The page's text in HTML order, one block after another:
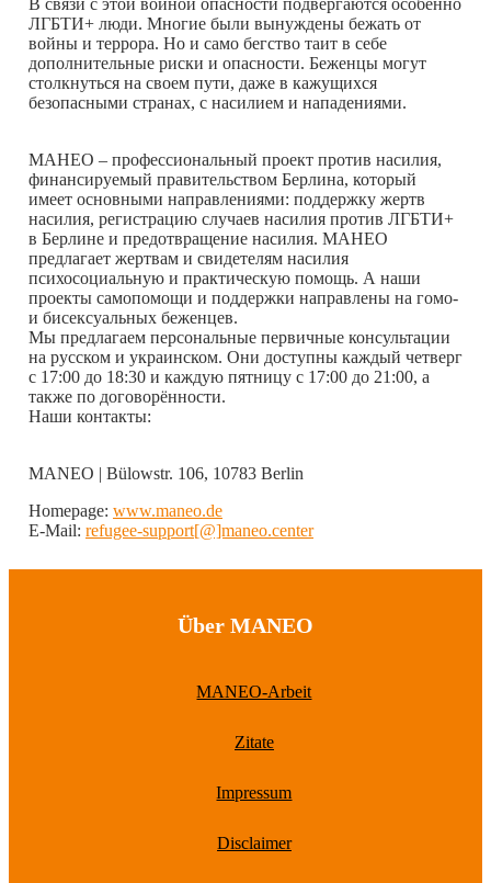
В связи с этой войной опасности подвергаются особенно
ЛГБТИ+ люди. Многие были вынуждены бежать от
войны и террора. Но и само бегство таит в себе
дополнительные риски и опасности. Беженцы могут
столкнуться на своем пути, даже в кажущихся
безопасными странах, с насилием и нападениями.
МАНЕО – профессиональный проект против насилия,
финансируемый правительством Берлина, который
имеет основными направлениями: поддержку жертв
насилия, регистрацию случаев насилия против ЛГБТИ+
в Берлине и предотвращение насилия. МАНЕО
предлагает жертвам и свидетелям насилия
психосоциальную и практическую помощь. А наши
проекты самопомощи и поддержки направлены на гомо-
и бисексуальных беженцев.
Мы предлагаем персональные первичные консультации
на русском и украинском. Они доступны каждый четверг
с 17:00 до 18:30 и каждую пятницу с 17:00 до 21:00, а
также по договорённости.
Наши контакты:
MANEO | Bülowstr. 106, 10783 Berlin
Homepage: www.maneo.de
E-Mail: refugee-support[@]maneo.center
Über MANEO
MANEO-Arbeit
Zitate
Impressum
Disclaimer